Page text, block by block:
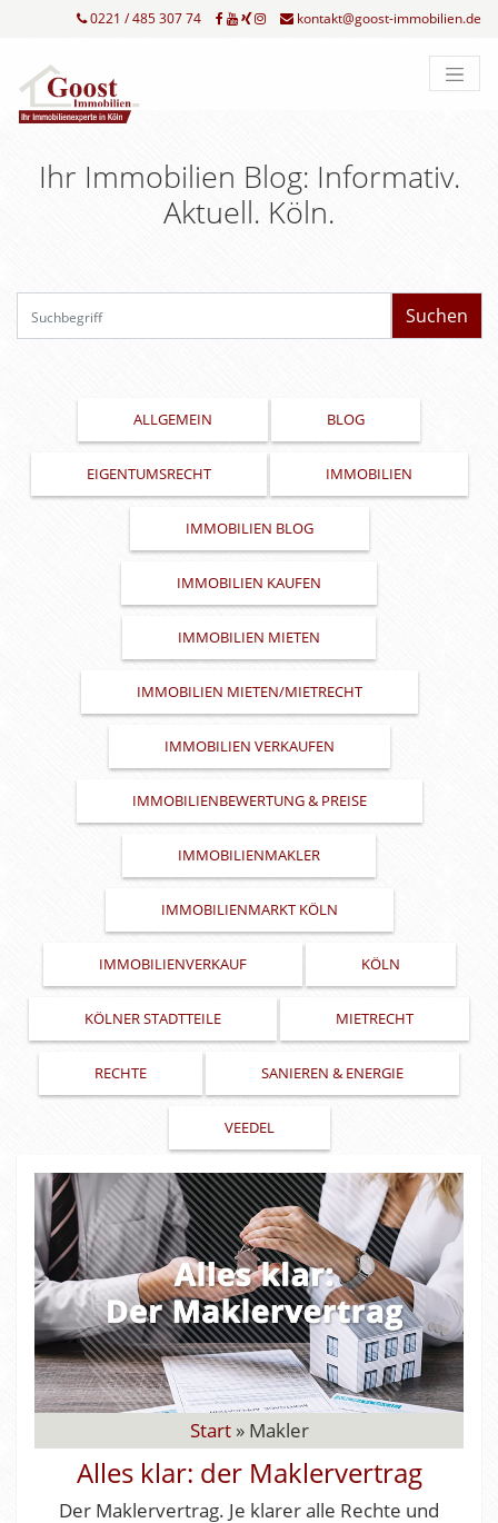
0221 / 485 307 74 kontakt@goost-immobilien.de
Ihr Immobilien Blog: Informativ.
Aktuell. Köln.
ALLGEMEIN BLOG
EIGENTUMSRECHT IMMOBILIEN
IMMOBILIEN BLOG
IMMOBILIEN KAUFEN
IMMOBILIEN MIETEN
IMMOBILIEN MIETEN/MIETRECHT
IMMOBILIEN VERKAUFEN
IMMOBILIENBEWERTUNG & PREISE
IMMOBILIENMAKLER
IMMOBILIENMARKT KÖLN
IMMOBILIENVERKAUF KÖLN
KÖLNER STADTTEILE MIETRECHT
RECHTE SANIEREN & ENERGIE
VEEDEL
Start» Makler
Alles klar: der Maklervertrag
Der Maklervertrag. Je klarer alle Rechte und